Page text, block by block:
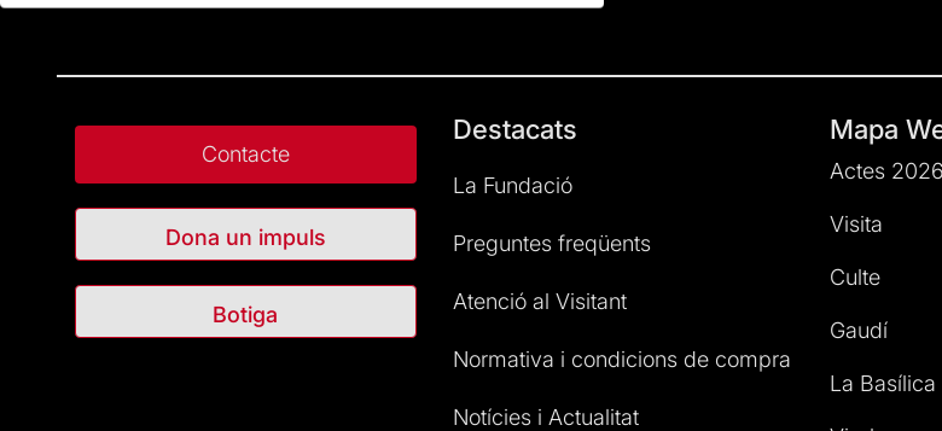
Contacte
Dona un impuls
Botiga
Destacats
La Fundació
Preguntes freqüents
Atenció al Visitant
Normativa i condicions de compra
Notícies i Actualitat
Mapa
Actes 2026
Visita
Culte
Gaudí
La Basílica